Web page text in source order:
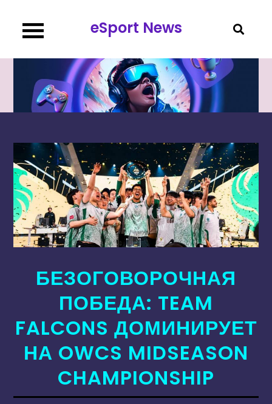
содержимому
eSport News
БЕЗОГОВОРОЧНАЯ
ПОБЕДА: TEAM
FALCONS ДОМИНИРУЕТ
НА OWCS MIDSEASON
CHAMPIONSHIP